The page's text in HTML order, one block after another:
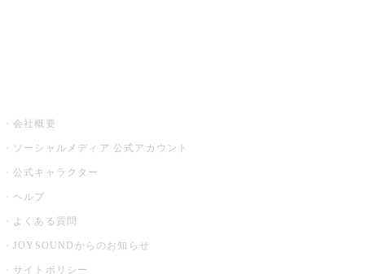
会社概要
ソーシャルメディア 公式アカウント
公式キャラクター
ヘルプ
よくある質問
JOYSOUNDからのお知らせ
サイトポリシー